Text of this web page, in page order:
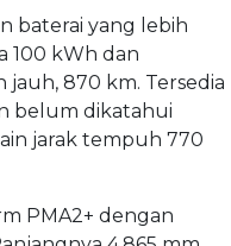
baterai yang lebih
100 kWh dan
870 km. Tersedia
belum dikatahui
jarak tempuh 770
PMA2+ dengan